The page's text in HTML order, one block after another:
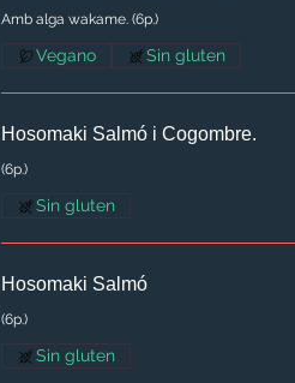
Amb alga wakame. (6p.)
Vegano Sin gluten
Hosomaki Salmó i Cogombre.
(6p.)
Sin gluten
Hosomaki Salmó
(6p.)
Sin gluten